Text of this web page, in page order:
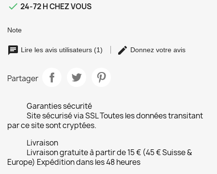
 24-72 H CHEZ VOUS
Note
Lire les avis utilisateurs (1) Donnez votre avis
Partager
Garanties sécurité
Site sécurisé via SSL Toutes les données transitant
par ce site sont cryptées.
Livraison
Livraison gratuite à partir de 15 € (45 € Suisse &
Europe) Expédition dans les 48 heures